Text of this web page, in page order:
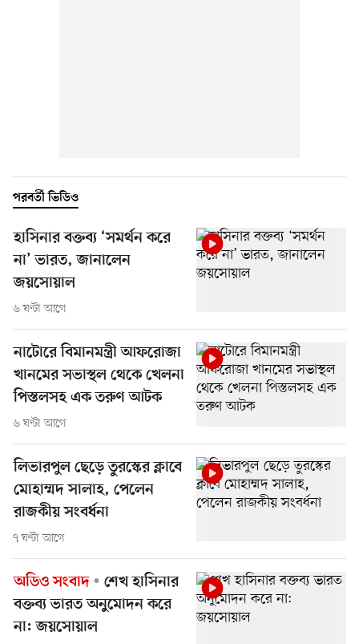
পরবর্তী ভিডিও
হাসিনার বক্তব্য ‘সমর্থন করে
না’ ভারত, জানালেন
জয়সোয়াল
৬ ঘণ্টা আগে
নাটোরে বিমানমন্ত্রী আফরোজা
খানমের সভাস্থল থেকে খেলনা
পিস্তলসহ এক তরুণ আটক
৬ ঘণ্টা আগে
লিভারপুল ছেড়ে তুরস্কের ক্লাবে
মোহাম্মদ সালাহ, পেলেন
রাজকীয় সংবর্ধনা
৭ ঘণ্টা আগে
অডিও সংবাদ
শেখ হাসিনার
বক্তব্য ভারত অনুমোদন করে
না: জয়সোয়াল